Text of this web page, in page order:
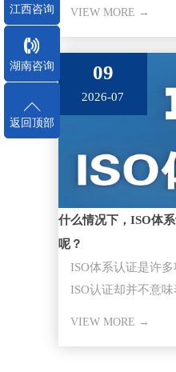
VIEW MORE →
09
2026-07
什么情况下，ISO体
呢？
ISO体系认证是许
ISO认证却并不意
VIEW MORE →
江西咨询
湖南咨询
返回顶部